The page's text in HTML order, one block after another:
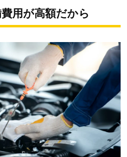
用が高額だから